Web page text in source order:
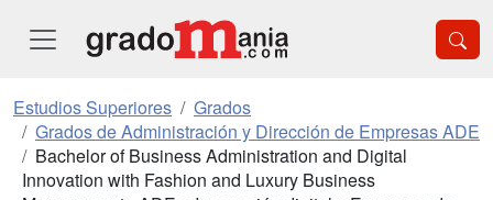
Estudios Superiores
Grados
Grados de Administración y Dirección de Empresas ADE
Bachelor of Business Administration and Digital
Innovation with Fashion and Luxury Business